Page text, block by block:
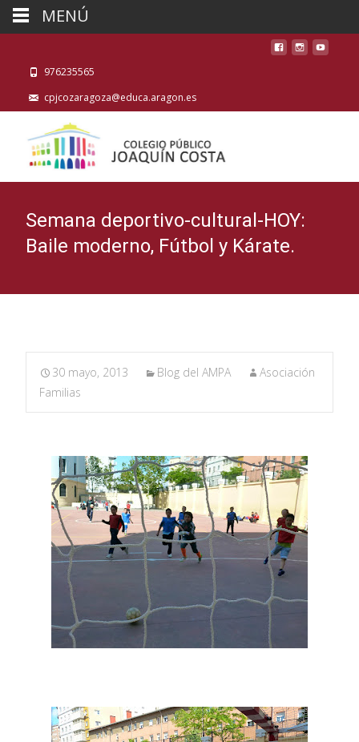
976235565
cpjcozaragoza@educa.aragon.es
Semana deportivo-cultural-HOY:
Baile moderno, Fútbol y Kárate.
30 mayo, 2013 Blog del AMPA
Asociación
Familias
MENÚ